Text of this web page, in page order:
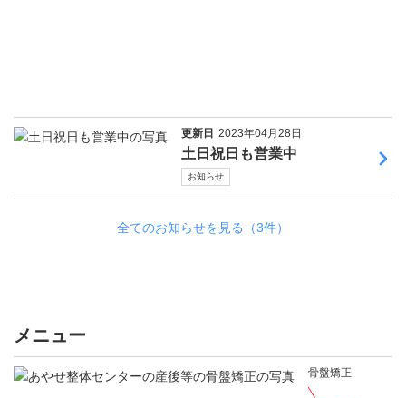
更新日 2023年04月28日
土日祝日も営業中
お知らせ
全てのお知らせを見る（3件）
メニュー
骨盤矯正